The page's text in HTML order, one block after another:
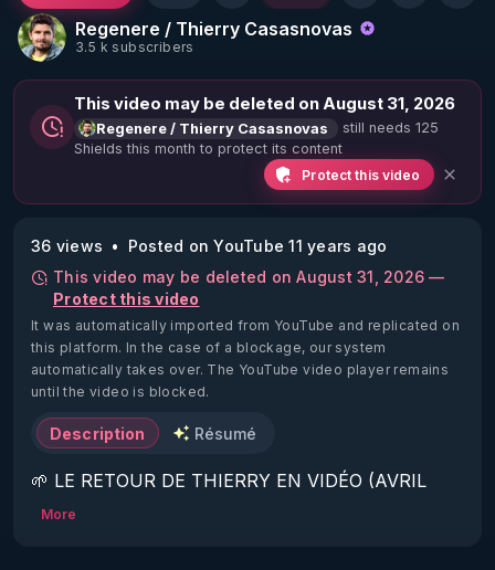
Regenere / Thierry Casasnovas
3.5 k subscribers
This video may be deleted on August 31, 2026
Regenere / Thierry Casasnovas
still needs 125
Shields this month to protect its content
Protect this video
36 views
Posted on YouTube 11 years ago
This video may be deleted on August 31, 2026 —
Protect this video
It was automatically imported from YouTube and replicated on
this platform. In the case of a blockage, our system
automatically takes over. The YouTube video player remains
until the video is blocked.
Description Résumé
🌱 LE RETOUR DE THIERRY EN VIDÉO (AVRIL
2022)!
More